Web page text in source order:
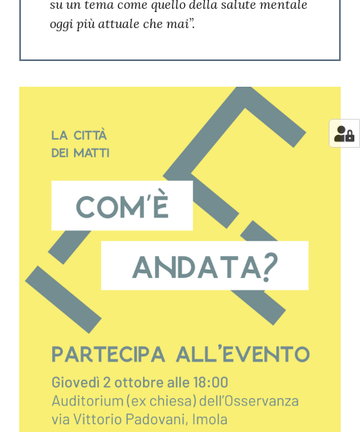
su un tema come quello della salute mentale
oggi più attuale che mai”.